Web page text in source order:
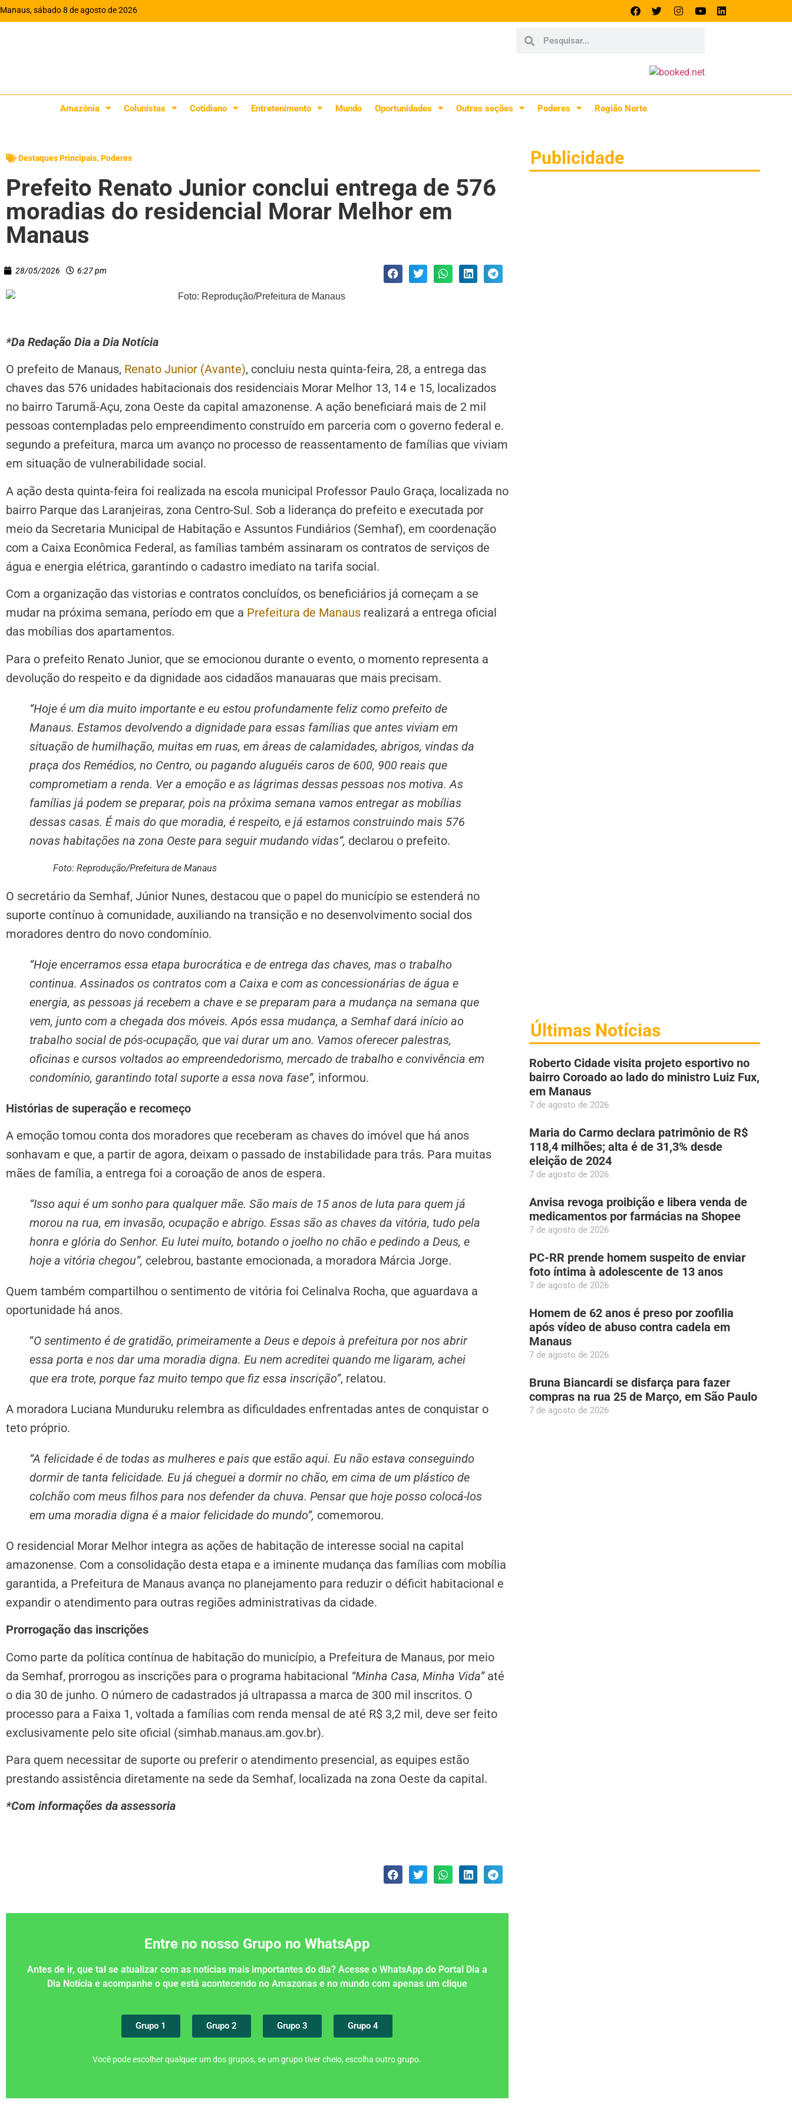
Manaus, sábado 8 de agosto de 2026
Amazônia Colunistas Cotidiano Entretenimento Mundo Oportunidades Outras seções Poderes Região Norte
Destaques Principais, Poderes
Prefeito Renato Junior conclui entrega de 576
moradias do residencial Morar Melhor em
Manaus
28/05/2026 6:27 pm
*Da Redação Dia a Dia Notícia
O prefeito de Manaus, Renato Junior (Avante), concluiu nesta quinta-feira, 28, a entrega das
chaves das 576 unidades habitacionais dos residenciais Morar Melhor 13, 14 e 15, localizados
no bairro Tarumã-Açu, zona Oeste da capital amazonense. A ação beneficiará mais de 2 mil
pessoas contempladas pelo empreendimento construído em parceria com o governo federal e.
segundo a prefeitura, marca um avanço no processo de reassentamento de famílias que viviam
em situação de vulnerabilidade social.
A ação desta quinta-feira foi realizada na escola municipal Professor Paulo Graça, localizada no
bairro Parque das Laranjeiras, zona Centro-Sul. Sob a liderança do prefeito e executada por
meio da Secretaria Municipal de Habitação e Assuntos Fundiários (Semhaf), em coordenação
com a Caixa Econômica Federal, as famílias também assinaram os contratos de serviços de
água e energia elétrica, garantindo o cadastro imediato na tarifa social.
Com a organização das vistorias e contratos concluídos, os beneficiários já começam a se
mudar na próxima semana, período em que a Prefeitura de Manaus realizará a entrega oficial
das mobílias dos apartamentos.
Para o prefeito Renato Junior, que se emocionou durante o evento, o momento representa a
devolução do respeito e da dignidade aos cidadãos manauaras que mais precisam.
“Hoje é um dia muito importante e eu estou profundamente feliz como prefeito de
Manaus. Estamos devolvendo a dignidade para essas famílias que antes viviam em
situação de humilhação, muitas em ruas, em áreas de calamidades, abrigos, vindas da
praça dos Remédios, no Centro, ou pagando aluguéis caros de 600, 900 reais que
comprometiam a renda. Ver a emoção e as lágrimas dessas pessoas nos motiva. As
famílias já podem se preparar, pois na próxima semana vamos entregar as mobílias
dessas casas. É mais do que moradia, é respeito, e já estamos construindo mais 576
novas habitações na zona Oeste para seguir mudando vidas”, declarou o prefeito.
Foto: Reprodução/Prefeitura de Manaus
O secretário da Semhaf, Júnior Nunes, destacou que o papel do município se estenderá no
suporte contínuo à comunidade, auxiliando na transição e no desenvolvimento social dos
moradores dentro do novo condomínio.
“Hoje encerramos essa etapa burocrática e de entrega das chaves, mas o trabalho
continua. Assinados os contratos com a Caixa e com as concessionárias de água e
energia, as pessoas já recebem a chave e se preparam para a mudança na semana que
vem, junto com a chegada dos móveis. Após essa mudança, a Semhaf dará início ao
trabalho social de pós-ocupação, que vai durar um ano. Vamos oferecer palestras,
oficinas e cursos voltados ao empreendedorismo, mercado de trabalho e convivência em
condomínio, garantindo total suporte a essa nova fase”, informou.
Histórias de superação e recomeço
A emoção tomou conta dos moradores que receberam as chaves do imóvel que há anos
sonhavam e que, a partir de agora, deixam o passado de instabilidade para trás. Para muitas
mães de família, a entrega foi a coroação de anos de espera.
“Isso aqui é um sonho para qualquer mãe. São mais de 15 anos de luta para quem já
morou na rua, em invasão, ocupação e abrigo. Essas são as chaves da vitória, tudo pela
honra e glória do Senhor. Eu lutei muito, botando o joelho no chão e pedindo a Deus, e
hoje a vitória chegou”, celebrou, bastante emocionada, a moradora Márcia Jorge.
Quem também compartilhou o sentimento de vitória foi Celinalva Rocha, que aguardava a
oportunidade há anos.
“O sentimento é de gratidão, primeiramente a Deus e depois à prefeitura por nos abrir
essa porta e nos dar uma moradia digna. Eu nem acreditei quando me ligaram, achei
que era trote, porque faz muito tempo que fiz essa inscrição”, relatou.
A moradora Luciana Munduruku relembra as dificuldades enfrentadas antes de conquistar o
teto próprio.
“A felicidade é de todas as mulheres e pais que estão aqui. Eu não estava conseguindo
dormir de tanta felicidade. Eu já cheguei a dormir no chão, em cima de um plástico de
colchão com meus filhos para nos defender da chuva. Pensar que hoje posso colocá-los
em uma moradia digna é a maior felicidade do mundo”, comemorou.
O residencial Morar Melhor integra as ações de habitação de interesse social na capital
amazonense. Com a consolidação desta etapa e a iminente mudança das famílias com mobília
garantida, a Prefeitura de Manaus avança no planejamento para reduzir o déficit habitacional e
expandir o atendimento para outras regiões administrativas da cidade.
Prorrogação das inscrições
Como parte da política contínua de habitação do município, a Prefeitura de Manaus, por meio
da Semhaf, prorrogou as inscrições para o programa habitacional “Minha Casa, Minha Vida”até
o dia 30 de junho. O número de cadastrados já ultrapassa a marca de 300 mil inscritos. O
processo para a Faixa 1, voltada a famílias com renda mensal de até R$ 3,2 mil, deve ser feito
exclusivamente pelo site oficial (simhab.manaus.am.gov.br).
Para quem necessitar de suporte ou preferir o atendimento presencial, as equipes estão
prestando assistência diretamente na sede da Semhaf, localizada na zona Oeste da capital.
*Com informações da assessoria
Entre no nosso Grupo no WhatsApp
Antes de ir, que tal se atualizar com as notícias mais importantes do dia? Acesse o WhatsApp do Portal Dia a
Dia Notícia e acompanhe o que está acontecendo no Amazonas e no mundo com apenas um clique
Grupo 1 Grupo 2 Grupo 3 Grupo 4
Você pode escolher qualquer um dos grupos, se um grupo tiver cheio, escolha outro grupo.
Publicidade
Últimas Notícias
Roberto Cidade visita projeto esportivo no
bairro Coroado ao lado do ministro Luiz Fux,
em Manaus
7 de agosto de 2026
Maria do Carmo declara patrimônio de R$
118,4 milhões; alta é de 31,3% desde
eleição de 2024
7 de agosto de 2026
Anvisa revoga proibição e libera venda de
medicamentos por farmácias na Shopee
7 de agosto de 2026
PC-RR prende homem suspeito de enviar
foto íntima à adolescente de 13 anos
7 de agosto de 2026
Homem de 62 anos é preso por zoofilia
após vídeo de abuso contra cadela em
Manaus
7 de agosto de 2026
Bruna Biancardi se disfarça para fazer
compras na rua 25 de Março, em São Paulo
7 de agosto de 2026